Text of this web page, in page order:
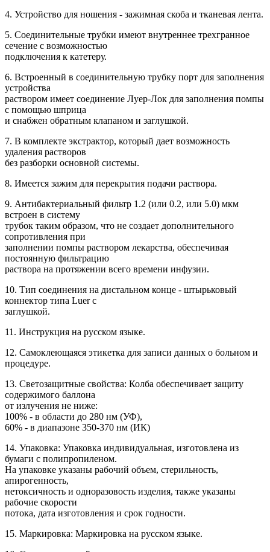
4. Устройство для ношения - зажимная скоба и тканевая лента.
5. Соединительные трубки имеют внутреннее трехгранное
сечение с возможностью
подключения к катетеру.
6. Встроенный в соединительную трубку порт для заполнения
устройства
раствором имеет соединение Луер-Лок для заполнения помпы
с помощью шприца
и снабжен обратным клапаном и заглушкой.
7. В комплекте экстрактор, который дает возможность
удаления растворов
без разборки основной системы.
8. Имеется зажим для перекрытия подачи раствора.
9. Антибактериальный фильтр 1.2 (или 0.2, или 5.0) мкм
встроен в систему
трубок таким образом, что не создает дополнительного
сопротивления при
заполнении помпы раствором лекарства, обеспечивая
постоянную фильтрацию
раствора на протяжении всего времени инфузии.
10. Тип соединения на дистальном конце - штырьковый
коннектор типа Luer с
заглушкой.
11. Инструкция на русском языке.
12. Самоклеющаяся этикетка для записи данных о больном и
процедуре.
13. Светозащитные свойства: Колба обеспечивает защиту
содержимого баллона
от излучения не ниже:
100% - в области до 280 нм (УФ),
60% - в диапазоне 350-370 нм (ИК)
14. Упаковка: Упаковка индивидуальная, изготовлена из
бумаги с полипропиленом.
На упаковке указаны рабочий объем, стерильность,
апирогенность,
нетоксичность и одноразовость изделия, также указаны
рабочие скорости
потока, дата изготовления и срок годности.
15. Маркировка: Маркировка на русском языке.